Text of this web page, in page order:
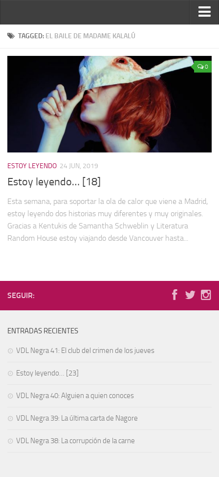
Inicio
Política de reseñas
Recomendados
Novela negra
TAGGED: EL BAILE DE MADAME KALALÚ
0
ESTOY LEYENDO 24 JUN, 2019
Estoy leyendo… [18]
Esta semana, para soportar la ola de calor que viene a Madrid,
estoy leyendo dos historias muy diferentes y muy originales.
Gracias a Kentukis de Samantha Schweblin y Literatura
Random House estoy viajando desde Vancouver hasta...
SEGUIR:
ENTRADAS RECIENTES
VDL Negra 41: El club del crimen de los jueves
Estoy leyendo… [23]
VDL Negra 40: Alguien a quien conoces
VDL Negra 39: La última carta de Nagore
VDL Negra 38: La corrupción de la carne